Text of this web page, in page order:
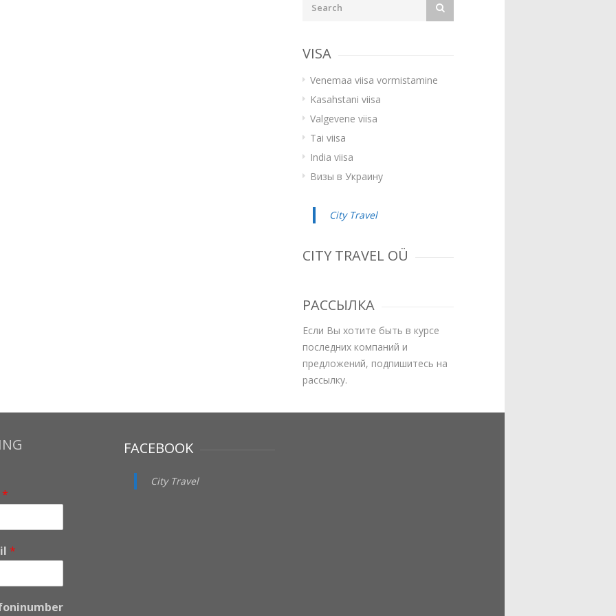
VISA
Venemaa viisa vormistamine
Kasahstani viisa
Valgevene viisa
Tai viisa
India viisa
Визы в Украину
City Travel
CITY TRAVEL OÜ
РАССЫЛКА
Если Вы хотите быть в курсе
последних компаний и
предложений, подпишитесь на
рассылку.
*
*
FACEBOOK
City Travel